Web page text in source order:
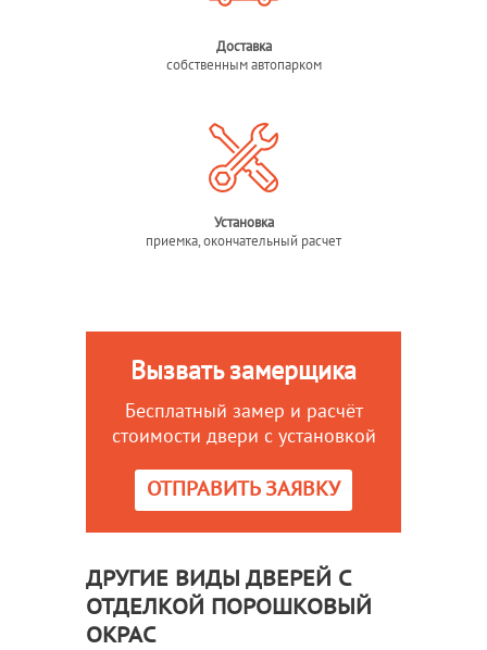
Доставка
собственным автопарком
Установка
приемка, окончательный расчет
Вызвать замерщика
Бесплатный замер и расчёт
стоимости двери с установкой
ОТПРАВИТЬ ЗАЯВКУ
ДРУГИЕ ВИДЫ ДВЕРЕЙ С
ОТДЕЛКОЙ ПОРОШКОВЫЙ
ОКРАС